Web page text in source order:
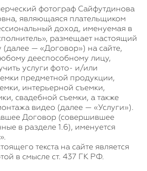
фотограф Сайфутдинова
являющаяся плательщиком
доход, именуемая в
размещает настоящий
— «Договор») на сайте,
дееспособному лицу,
услуги фото- и/или
предметной продукции,
интерьерной съемки,
свадебной съемки, а также
видео (далее — «Услуги»).
Договор (совершившее
в разделе 1.6), именуется
текста на сайте является
в смысле ст. 437 ГК РФ.